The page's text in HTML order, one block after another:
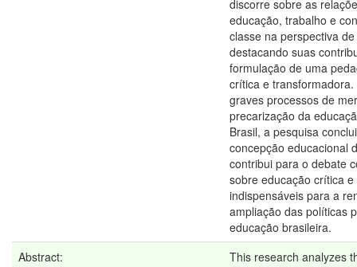
discorre sobre as
educação, trabalho e
classe na perspectiva
destacando suas
formulação de uma
crítica e
graves processos de
precarização da
Brasil, a pesquisa
concepção educacional
contribui para o debate
sobre educação crítica
indispensáveis para a
ampliação das políticas
educação brasileira.
Abstract:
This research analyzes